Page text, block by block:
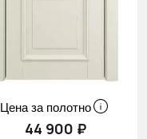
Цена за полотно
44 900 ₽